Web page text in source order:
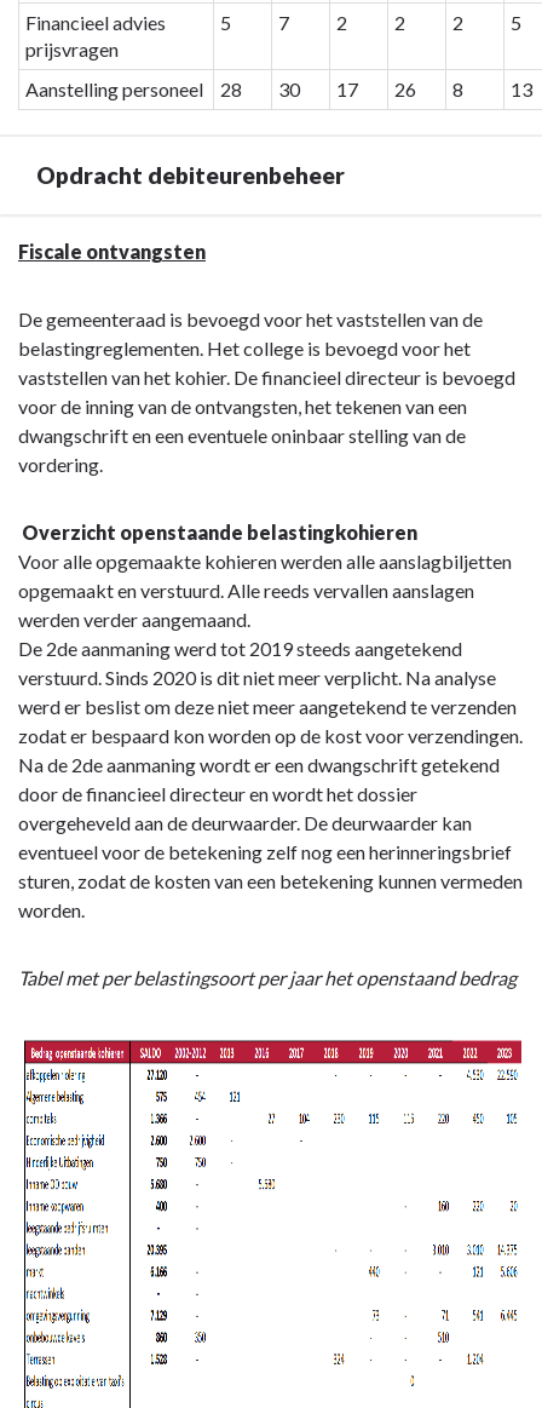
Financieel advies
prijsvragen
5 7 2 2 2 5
Aanstelling personeel 28 30 17 26 8 13
Opdracht debiteurenbeheer
Terug
Rapportering
Fiscale ontvangsten
De gemeenteraad is bevoegd voor het vaststellen van de
belastingreglementen. Het college is bevoegd voor het
vaststellen van het kohier. De financieel directeur is bevoegd
voor de inning van de ontvangsten, het tekenen van een
dwangschrift en een eventuele oninbaar stelling van de
vordering.
Overzicht openstaande belastingkohieren
Voor alle opgemaakte kohieren werden alle aanslagbiljetten
opgemaakt en verstuurd. Alle reeds vervallen aanslagen
werden verder aangemaand.
De 2de aanmaning werd tot 2019 steeds aangetekend
verstuurd. Sinds 2020 is dit niet meer verplicht. Na analyse
werd er beslist om deze niet meer aangetekend te verzenden
zodat er bespaard kon worden op de kost voor verzendingen.
Na de 2de aanmaning wordt er een dwangschrift getekend
door de financieel directeur en wordt het dossier
overgeheveld aan de deurwaarder. De deurwaarder kan
eventueel voor de betekening zelf nog een herinneringsbrief
sturen, zodat de kosten van een betekening kunnen vermeden
worden.
Tabel met per belastingsoort per jaar het openstaand bedrag